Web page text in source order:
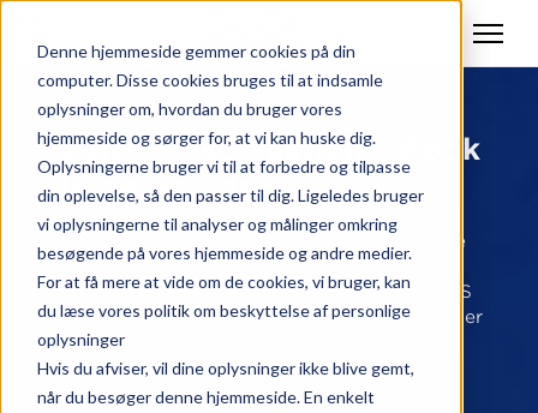
Denne hjemmeside gemmer cookies på din
computer. Disse cookies bruges til at indsamle
oplysninger om, hvordan du bruger vores
hjemmeside og sørger for, at vi kan huske dig.
Oplysningerne bruger vi til at forbedre og tilpasse
din oplevelse, så den passer til dig. Ligeledes bruger
vi oplysningerne til analyser og målinger omkring
besøgende på vores hjemmeside og andre medier.
For at få mere at vide om de cookies, vi bruger, kan
du læse vores politik om beskyttelse af personlige
oplysninger
Hvis du afviser, vil dine oplysninger ikke blive gemt,
når du besøger denne hjemmeside. En enkelt
CANEA ONE i aktion – Book
din demo i dag
Oplev, hvordan CANEA ONE kan transformere
din kvalitetsstyring. På kun én demo får du et
konkret indblik i, hvordan vores samlede eQMS
gør compliance enklere, effektiviserer processer
og understøtter langsigtet succes.
20+ års erfaring